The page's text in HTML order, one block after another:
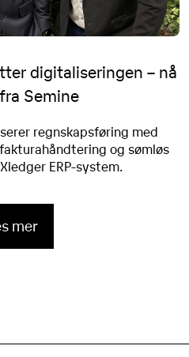
digitaliseringen – nå
Semine
regnskapsføring med
og sømløs
ERP-system.
mer